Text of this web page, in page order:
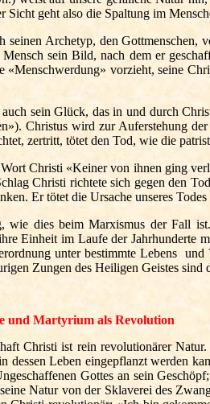
geht also die Spaltung im
Archetyp, den Gottmenschen,
sein Bild, nach dem er
vorzieht, seine
sein Glück, das in und durch
Christus wird zur Auferstehung
zertritt, tötet den Tod, wie die
Christi «Keiner von ihnen ging
Christi richtete sich gegen den
Er tötet die Ursache unseres
dies beim Marxismus der Fall
Einheit im Laufe der
unter bestimmte Lebens und
Zungen des Heiligen Geistes
und Martyrium als Revolution
Christi ist rein revolutionärer
Leben eingepflanzt werden
Gottes an sein
Natur von der Sklaverei des